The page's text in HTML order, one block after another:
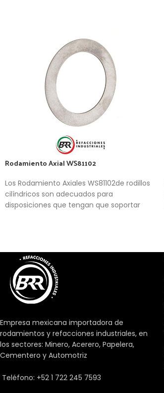
Rodamiento Axial WS81102
Los Rodamiento Axiales WS81102de rodillos
cilíndricos son adecuados para
disposiciones que tengan que soportar
como estándar, como rodamientos de
simple efecto y sólo pueden soportar
cargas axiales en un sentido.
Empresa mexicana importadora de
rodamientos y refacciones industriales, en
los sectores: Minero, Acerero, Papelera,
Cementero y Automotriz
Teléfono: +52 1 722 245 7593